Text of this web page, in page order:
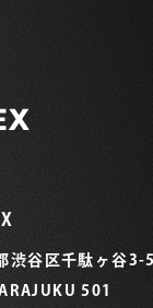
渋谷区千駄ヶ谷3-
501